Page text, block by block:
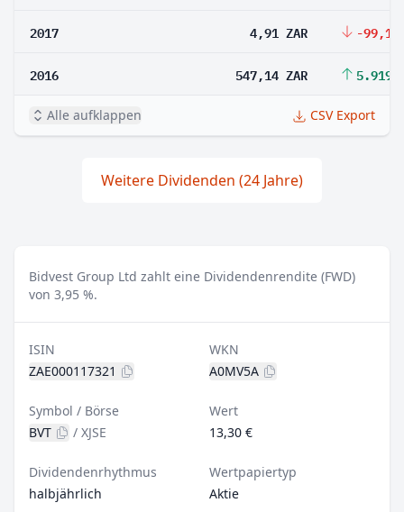
2017 4,91 ZAR -99,1
2016 547,14 ZAR
Alle aufklappen CSV Export
Weitere Dividenden (24 Jahre)
Bidvest Group Ltd zahlt eine Dividendenrendite (FWD)
von 3,95 %.
ISIN
ZAE000117321
WKN
A0MV5A
Symbol / Börse
BVT
/ XJSE
Wert
13,30 €
Dividendenrhythmus
halbjährlich
Wertpapiertyp
Aktie